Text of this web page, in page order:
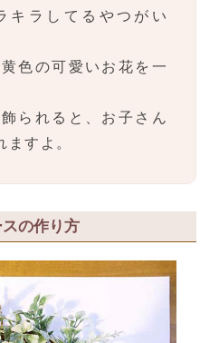
キラしてるやつがい
色の可愛いお花を一
られると、お子さん
すよ。
の作り方